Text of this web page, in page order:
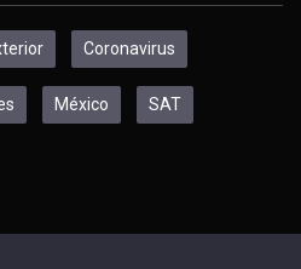
Coronavirus
México SAT